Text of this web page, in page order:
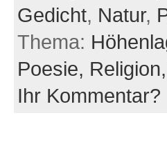
Gedicht, Natur,
Thema:
Poesie, Religion,
Ihr Kommentar?